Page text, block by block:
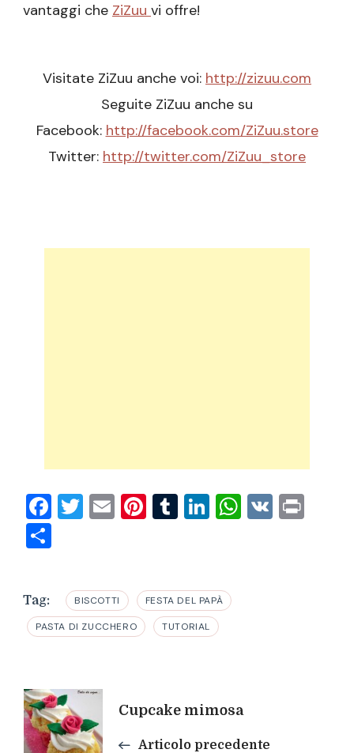
vantaggi che ZiZuu vi offre!
Visitate ZiZuu anche voi: http://zizuu.com
Seguite ZiZuu anche su
Facebook: http://facebook.com/ZiZuu.store
Twitter: http://twitter.com/ZiZuu_store
Facebook
Twitter
EmailPinterest
Tumblr
LinkedIn
VK
Tag: BISCOTTI FESTA DEL PAPÀ
PASTA DI ZUCCHERO TUTORIAL
Navigazione
articoli
Cupcake mimosa
Articolo precedente